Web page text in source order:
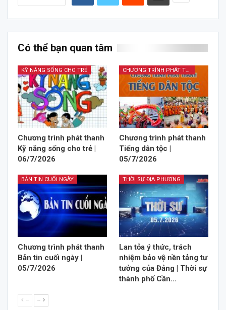
Có thể bạn quan tâm
KỸ NĂNG SỐNG CHO TRẺ
Chương trình phát thanh
Kỹ năng sống cho trẻ |
06/7/2026
CHƯƠNG TRÌNH PHÁT THANH TIẾNG DÂN TỘC
Chương trình phát thanh
Tiếng dân tộc |
05/7/2026
BẢN TIN CUỐI NGÀY
Chương trình phát thanh
Bản tin cuối ngày |
05/7/2026
THỜI SỰ ĐỊA PHƯƠNG
Lan tỏa ý thức, trách
nhiệm bảo vệ nền tảng tư
tưởng của Đảng | Thời sự
thành phố Cần…
-- --